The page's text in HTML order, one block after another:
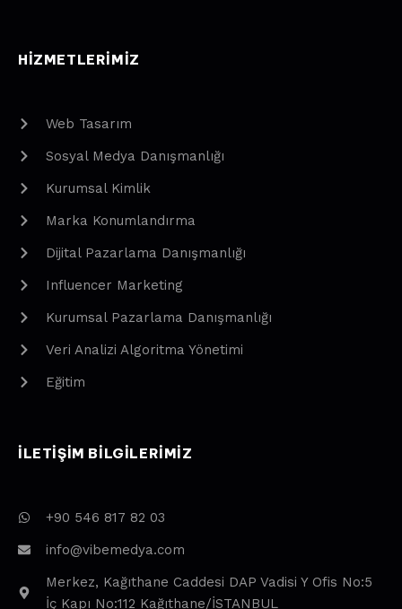
HIZMETLERIMIZ
Web Tasarım
Sosyal Medya Danışmanlığı
Kurumsal Kimlik
Marka Konumlandırma
Dijital Pazarlama Danışmanlığı
Influencer Marketing
Kurumsal Pazarlama Danışmanlığı
Veri Analizi Algoritma Yönetimi
Eğitim
ILETIŞIM BILGILERIMIZ
+90 546 817 82 03
info@vibemedya.com
Merkez, Kağıthane Caddesi DAP Vadisi Y Ofis No:5
İç Kapı No:112 Kağıthane/İSTANBUL